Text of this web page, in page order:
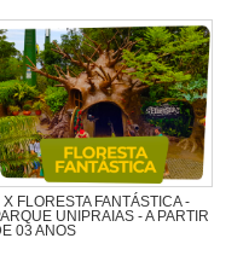
X FLORESTA FANTÁSTICA -
UNIPRAIAS - A PARTIR
03 ANOS